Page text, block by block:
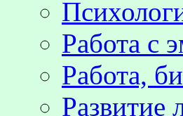
Работа с
Работа,
Развитие